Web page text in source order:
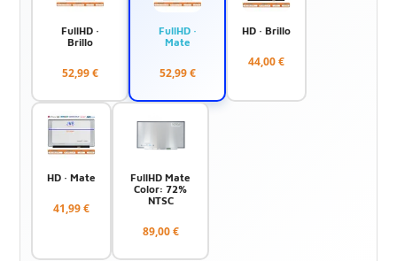
FullHD ·
Brillo
52,99 €
FullHD ·
Mate
52,99 €
HD · Brillo
44,00 €
HD · Mate
41,99 €
FullHD Mate
Color: 72%
NTSC
89,00 €